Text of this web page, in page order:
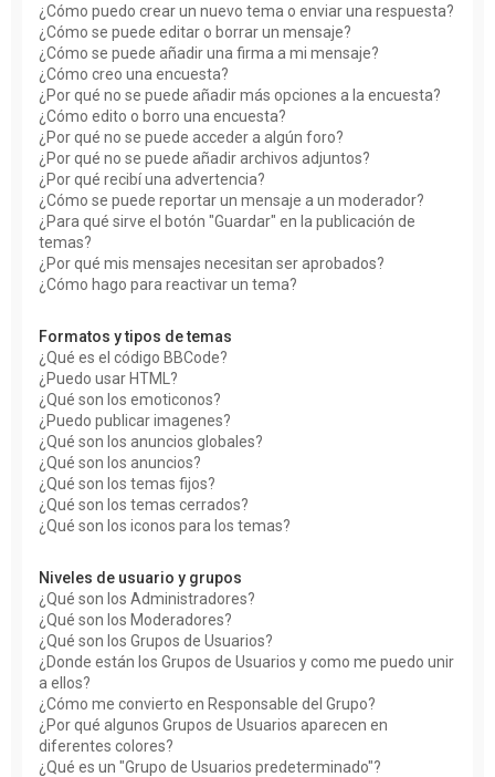
¿Cómo puedo crear un nuevo tema o enviar una respuesta?
¿Cómo se puede editar o borrar un mensaje?
¿Cómo se puede añadir una firma a mi mensaje?
¿Cómo creo una encuesta?
¿Por qué no se puede añadir más opciones a la encuesta?
¿Cómo edito o borro una encuesta?
¿Por qué no se puede acceder a algún foro?
¿Por qué no se puede añadir archivos adjuntos?
¿Por qué recibí una advertencia?
¿Cómo se puede reportar un mensaje a un moderador?
¿Para qué sirve el botón "Guardar" en la publicación de
temas?
¿Por qué mis mensajes necesitan ser aprobados?
¿Cómo hago para reactivar un tema?
Formatos y tipos de temas
¿Qué es el código BBCode?
¿Puedo usar HTML?
¿Qué son los emoticonos?
¿Puedo publicar imagenes?
¿Qué son los anuncios globales?
¿Qué son los anuncios?
¿Qué son los temas fijos?
¿Qué son los temas cerrados?
¿Qué son los iconos para los temas?
Niveles de usuario y grupos
¿Qué son los Administradores?
¿Qué son los Moderadores?
¿Qué son los Grupos de Usuarios?
¿Donde están los Grupos de Usuarios y como me puedo unir
a ellos?
¿Cómo me convierto en Responsable del Grupo?
¿Por qué algunos Grupos de Usuarios aparecen en
diferentes colores?
¿Qué es un "Grupo de Usuarios predeterminado"?